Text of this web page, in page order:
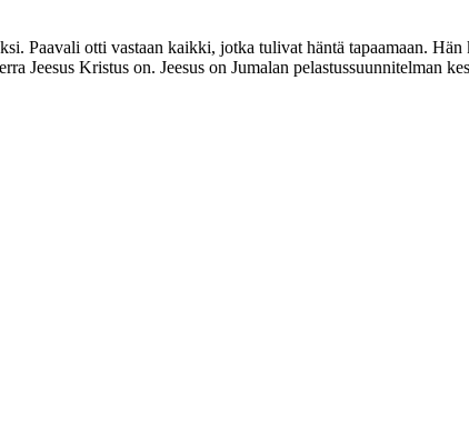
Paavali otti vastaan kaikki, jotka tulivat häntä tapaamaan.
Kristus on. Jeesus on Jumalan pelastussuunnitelman